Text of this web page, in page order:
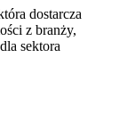
dostarcza
z branży,
sektora